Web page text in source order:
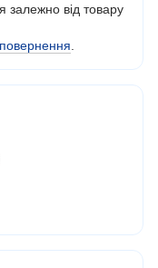
залежно від товару